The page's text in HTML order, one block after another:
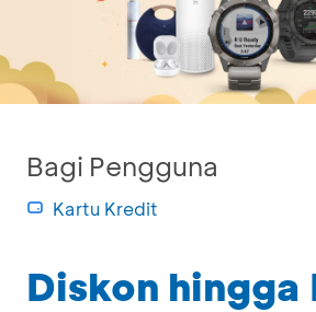
Bagi Pengguna
Kartu Kredit
Diskon hingga